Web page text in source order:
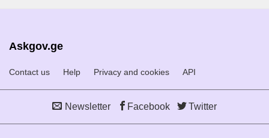
Askgov.ge
Contact us Help Privacy and cookies API
Newsletter Facebook Twitter